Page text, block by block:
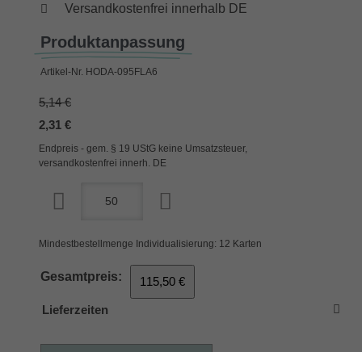
Versandkostenfrei innerhalb DE
Produktanpassung
Artikel-Nr. HODA-095FLA6
5,14 €
2,31 €
Endpreis - gem. § 19 UStG keine Umsatzsteuer,
versandkostenfrei innerh. DE
Mindestbestellmenge Individualisierung: 12 Karten
Gesamtpreis: 115,50 €
Lieferzeiten